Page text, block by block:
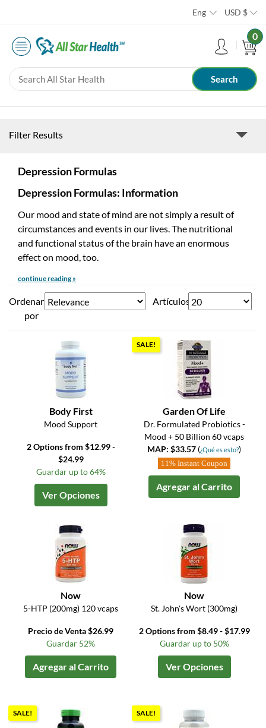
Eng USD $
0
Filter Results
Depression Formulas
Depression Formulas: Information
Our mood and state of mind are not simply a result of
circumstances and events in our lives. The nutritional
and functional status of the brain have an enormous
effect on mood, too.
continue reading »
Ordenar
por
Artículos
Body First
Mood Support
2 Options from $12.99 -
$24.99
Guardar up to 64%
Ver Opciones
SALE!
Garden Of Life
Dr. Formulated Probiotics -
Mood + 50 Billion 60 vcaps
MAP: $33.57 (¿Qué es esto?)
11% Instant Coupon
Agregar al Carrito
Now
5-HTP (200mg) 120 vcaps
Precio de Venta $26.99
Guardar 52%
Agregar al Carrito
Now
St. John's Wort (300mg)
2 Options from $8.49 - $17.99
Guardar up to 50%
Ver Opciones
SALE! SALE!